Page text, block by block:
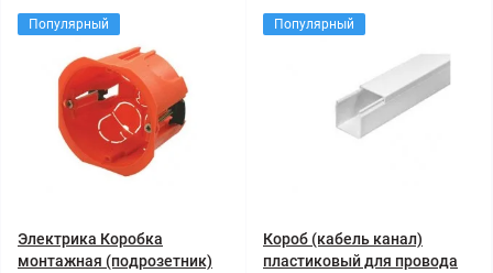
Популярный
Электрика Коробка
монтажная (подрозетник)
Популярный
Короб (кабель канал)
пластиковый для провода